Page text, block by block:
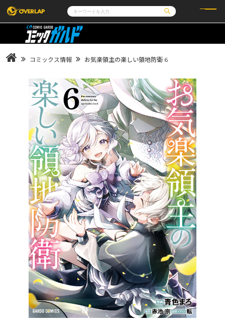
コミック
LiQulle
ライトノベル
ノベルスf
ロサージュノベルス
ポケットモンスター
アニメ
ゲーム
オーバーラップ広報室
企業
会社概要
採用情報
アクセス
オーバーラップホールディングス
お問い合わせはこちら
オーバーラップ文庫
オーバーラップノベルス
オーバーラップノベルスf
ロサージュノベルス
コミックガルド
コミックス情報 お気楽領主の楽しい領地防衛 6